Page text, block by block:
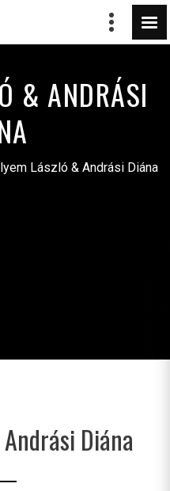
& ANDRÁSI
László & Andrási Diána
Diána